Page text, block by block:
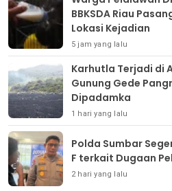
BBKSDA Riau
Lokasi Kejadian
5 jam yang lalu
Karhutla Terjadi di
Gunung Gede
Dipadamka
1 hari yang lalu
Polda Sumbar
F terkait Dugaan
2 hari yang lalu